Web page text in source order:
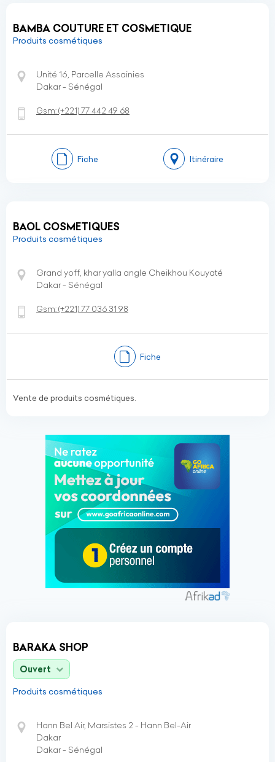
BAMBA COUTURE ET COSMETIQUE
Produits cosmétiques
Unité 16, Parcelle Assainies
Dakar - Sénégal
Gsm:(+221)77 442 49 68
Fiche Itinéraire
BAOL COSMETIQUES
Produits cosmétiques
Grand yoff, khar yalla angle Cheikhou Kouyaté
Dakar - Sénégal
Gsm:(+221)77 036 31 98
Fiche
Vente de produits cosmétiques.
BARAKA SHOP
Ouvert
Produits cosmétiques
Hann Bel Air, Marsistes 2 - Hann Bel-Air
Dakar
Dakar - Sénégal